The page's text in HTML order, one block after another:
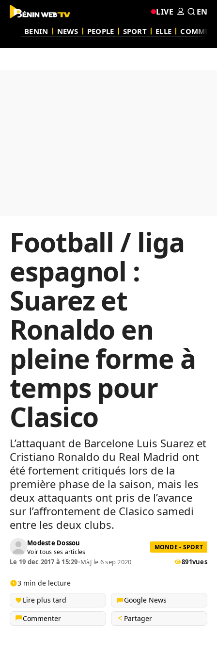
BENIN NEWS PEOPLE SPORT ELLE
LIVE EN
Football / liga
espagnol :
Suarez et
Ronaldo en
pleine forme à
temps pour
Clasico
L’attaquant de Barcelone Luis Suarez et
Cristiano Ronaldo du Real Madrid ont
été fortement critiqués lors de la
première phase de la saison, mais les
deux attaquants ont pris de l’avance
sur l’affrontement de Clasico samedi
entre les deux clubs.
Modeste Dossou
Voir tous ses articles
MONDE - SPORT
Le 19 dec 2017 à 15:29•MàJ le 6 sep 2020 891vues
3 min de lecture
Lire plus tard
Google News
Commenter
Partager